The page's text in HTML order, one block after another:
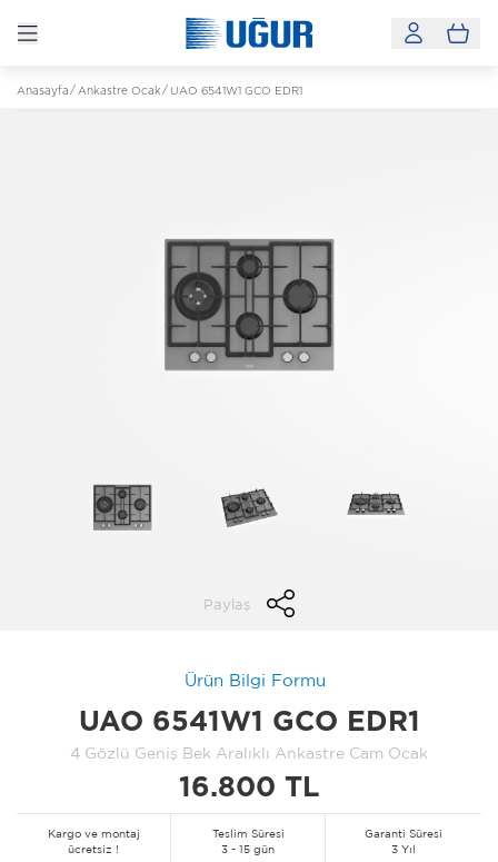
Anasayfa Ankastre Ocak UAO 6541W1 GCO EDR1
Paylaş
Ürün Bilgi Formu
UAO 6541W1 GCO EDR1
4 Gözlü Geniş Bek Aralıklı Ankastre Cam Ocak
16.800 TL
Kargo ve montaj
ücretsiz !
Teslim Süresi
3 - 15 gün
Garanti Süresi
3 Yıl